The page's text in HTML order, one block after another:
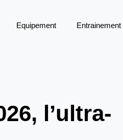
Equipement Entrainement
l’ultra-